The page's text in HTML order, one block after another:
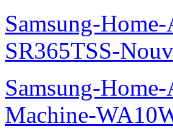
Samsung-
SR365TSS-
Samsung-
Machine-